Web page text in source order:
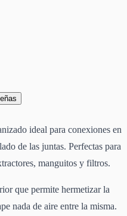
ideal para conexiones en
de las juntas. Perfectas para
manguitos y filtros.
que permite hermetizar la
nada de aire entre la misma.